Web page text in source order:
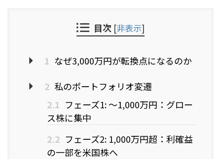
目次 [非表示]
1 なぜ3,000万円が転換点になるのか
2 私のポートフォリオ変遷
2.1 フェーズ1: 〜1,000万円：グロー
ス株に集中
2.2 フェーズ2: 1,000万円超：利確益
の一部を米国株へ